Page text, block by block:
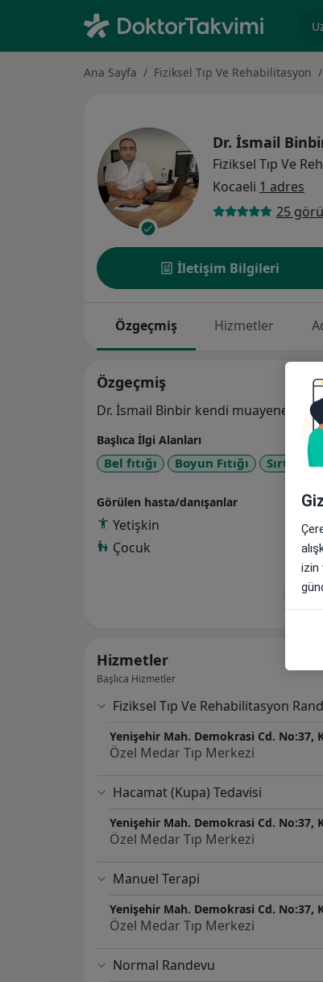
Ana Sayfa Fiziksel Tıp Ve Rehabilitasyon
Dr. İsmail
Fiziksel Tıp Ve
Kocaeli 1 adres
25
İletişim Bilgileri
Özgeçmiş Hizmetler
Özgeçmiş
Dr. İsmail Binbir kendi
Başlıca İlgi Alanları
Bel fıtığı Boyun Fıtığı Sırt
Görülen hasta/danışanlar
Yetişkin
Çocuk
Hizmetler
Başlıca Hizmetler
Fiziksel Tıp Ve Rehabilitasyon
Yenişehir Mah. Demokrasi Cd. No:37,
Özel Medar Tıp Merkezi
Hacamat (Kupa) Tedavisi
Yenişehir Mah. Demokrasi Cd. No:37,
Özel Medar Tıp Merkezi
Manuel Terapi
Yenişehir Mah. Demokrasi Cd. No:37,
Özel Medar Tıp Merkezi
Normal Randevu
izin